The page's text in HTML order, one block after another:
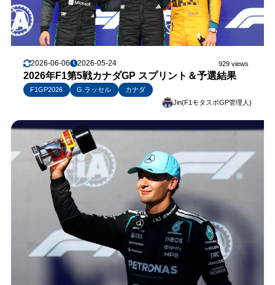
2026-06-06 2026-05-24 929 views
2026年F1第5戦カナダGP スプリント＆予選結果
F1GP2026 G.ラッセル
カナダ
Jin(F1モタスポGP管理人)